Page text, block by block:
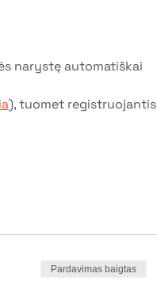
narystę automatiškai
), tuomet registruojantis
Pardavimas baigtas